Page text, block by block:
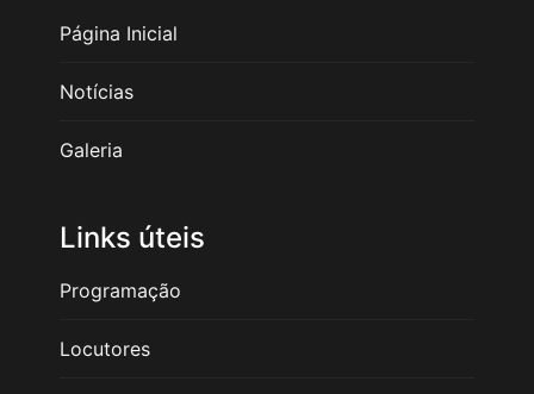
Página Inicial
Notícias
Galeria
Links úteis
Programação
Locutores